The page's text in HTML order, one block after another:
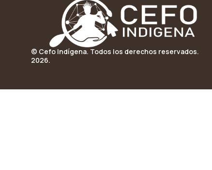
© Cefo Indígena. Todos los derechos reservados.
2026.